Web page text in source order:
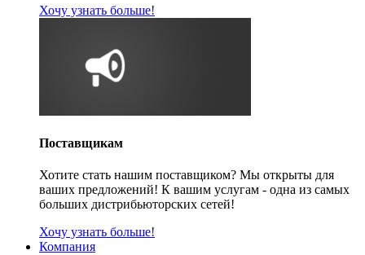
Хочу узнать больше!
Поставщикам
Хотите стать нашим поставщиком? Мы открыты для
ваших предложений! К вашим услугам - одна из самых
больших дистрибьюторских сетей!
Хочу узнать больше!
Компания